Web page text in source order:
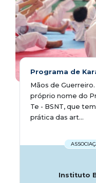
Programa de
Mãos de
próprio nome do
Te - BSNT, que
prática das art...
Instituto